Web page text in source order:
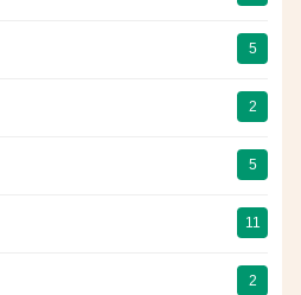
5
2
5
11
2